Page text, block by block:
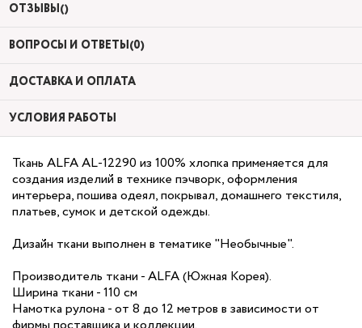
ОТЗЫВЫ()
ВОПРОСЫ И ОТВЕТЫ(0)
ДОСТАВКА И ОПЛАТА
УСЛОВИЯ РАБОТЫ
Ткань ALFA AL-12290 из 100% хлопка применяется для
создания изделий в технике пэчворк, оформления
интерьера, пошива одеял, покрывал, домашнего текстиля,
платьев, сумок и детской одежды.
Дизайн ткани выполнен в тематике "Необычные".
Производитель ткани - ALFA (Южная Корея).
Ширина ткани - 110 см
Намотка рулона - от 8 до 12 метров в зависимости от